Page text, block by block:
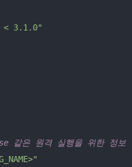
< 3.1.0"
같은 원격 실행을 위한 정보